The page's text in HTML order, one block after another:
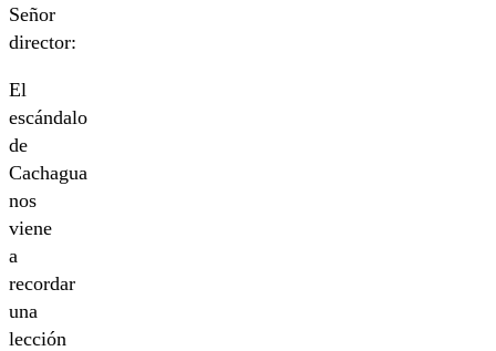
Señor
director:
El
escándalo
de
Cachagua
nos
viene
a
recordar
una
lección